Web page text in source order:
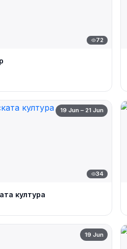
72
19 Jun – 21 Jun
34
култура
19 Jun